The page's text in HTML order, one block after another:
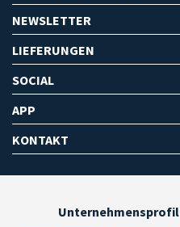
NEWSLETTER
LIEFERUNGEN
SOCIAL
APP
KONTAKT
Unternehmensprofil